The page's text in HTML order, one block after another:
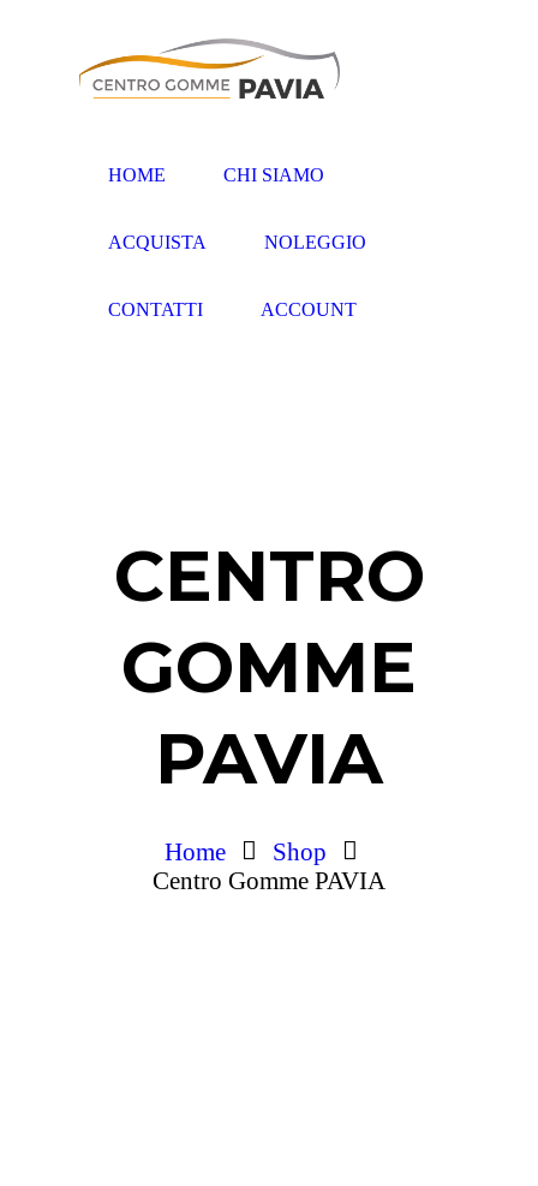
HOME CHI SIAMO
ACQUISTA NOLEGGIO
CONTATTI ACCOUNT
CENTRO
GOMME
PAVIA
Home
Shop
Centro Gomme PAVIA